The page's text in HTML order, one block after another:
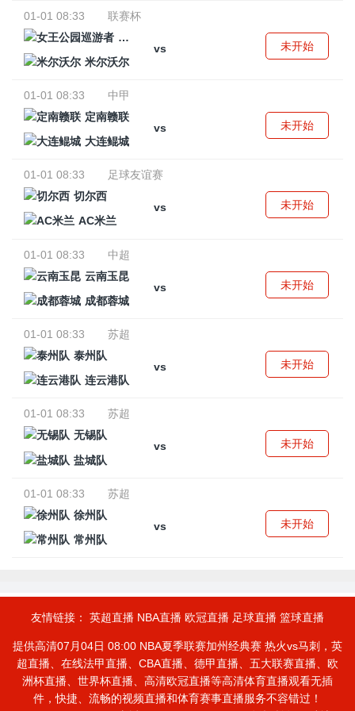
01-01 08:33
联赛杯
女王公园巡游者
vs
米尔沃尔
未开始
01-01 08:33
中甲
定南赣联
vs
大连鲲城
未开始
01-01 08:33
足球友谊赛
切尔西
vs
AC米兰
未开始
01-01 08:33
中超
云南玉昆
vs
成都蓉城
未开始
01-01 08:33
苏超
泰州队
vs
连云港队
未开始
01-01 08:33
苏超
无锡队
vs
盐城队
未开始
01-01 08:33
苏超
徐州队
vs
常州队
未开始
友情链接： 英超直播 NBA直播 欧冠直播 足球直播 篮球直播
提供高清07月04日 08:00 NBA夏季联赛加州经典赛 热火vs马刺，英
超直播、在线法甲直播、CBA直播、德甲直播、五大联赛直播、欧
洲杯直播、世界杯直播、高清欧冠直播等高清体育直播观看无插
件，快捷、流畅的视频直播和体育赛事直播服务不容错过！